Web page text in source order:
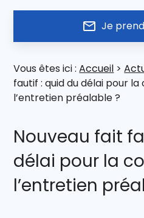
mail_outline Je
Vous êtes ici : Accueil >
fautif : quid du délai pour
l’entretien préalable ?
Nouveau fait
délai pour la
l’entretien